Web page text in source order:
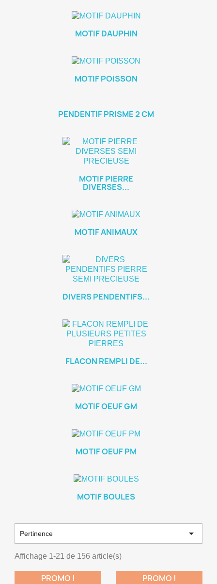
MOTIF DAUPHIN
MOTIF POISSON
PENDENTIF PRISME 2 CM
MOTIF PIERRE
DIVERSES...
MOTIF ANIMAUX
DIVERS PENDENTIFS...
FLACON REMPLI DE...
MOTIF OEUF GM
MOTIF OEUF PM
MOTIF BOULES
Pertinence 
Affichage 1-21 de 156 article(s)
PROMO ! PROMO !